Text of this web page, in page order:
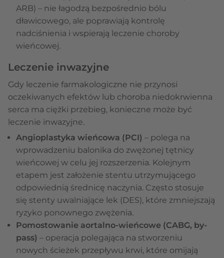
ARB) – nie łagodzą bezpośrednio bólu
dławicowego, ale poprawiają kontrolę
nadciśnienia i wspierają leczenie choroby
wieńcowej.
Leczenie inwazyjne
Gdy leczenie farmakologiczne nie przynosi
oczekiwanych efektów lub choroba niedokrwienna
serca ma ciężki przebieg, konieczne może być
leczenie inwazyjne.
Angioplastyka wieńcowa (PCI) – polega na
wprowadzeniu balonika do zwężonej tętnicy
wieńcowej w celu jej rozszerzenia. Kolejnym
etapem jest założenie stentu utrzymującego
odpowiednią średnicę naczynia. Często stosuje
się stenty uwalniające lek (DES), które zmniejszają
ryzyko ponownego zwężenia.
Pomostowanie aortalno-wieńcowe (CABG, by-
pass) – operacja polegająca na stworzeniu
nowych ścieżek przepływu krwi, które omijają